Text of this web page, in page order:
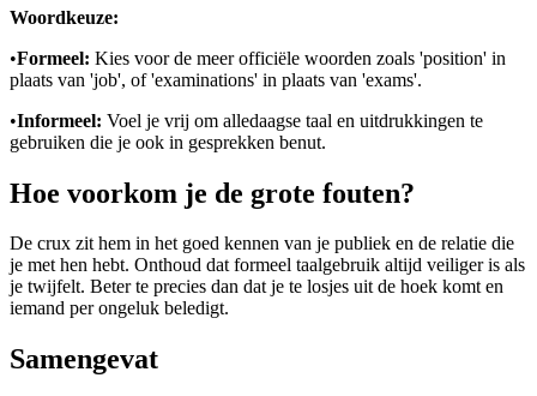
Woordkeuze:
•Formeel: Kies voor de meer officiële woorden zoals 'position' in
plaats van 'job', of 'examinations' in plaats van 'exams'.
•Informeel: Voel je vrij om alledaagse taal en uitdrukkingen te
gebruiken die je ook in gesprekken benut.
Hoe voorkom je de grote fouten?
De crux zit hem in het goed kennen van je publiek en de relatie die
je met hen hebt. Onthoud dat formeel taalgebruik altijd veiliger is als
je twijfelt. Beter te precies dan dat je te losjes uit de hoek komt en
iemand per ongeluk beledigt.
Samengevat